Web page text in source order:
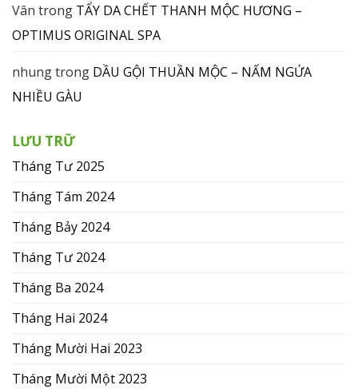
Vân trong TẨY DA CHẾT THANH MỘC HƯƠNG –
OPTIMUS ORIGINAL SPA
nhungtrong DẦU GỘI THUẦN MỘC – NẤM NGỨA
NHIỀU GÀU
LƯU TRỮ
Tháng Tư 2025
Tháng Tám 2024
Tháng Bảy 2024
Tháng Tư 2024
Tháng Ba 2024
Tháng Hai 2024
Tháng Mười Hai 2023
Tháng Mười Một 2023